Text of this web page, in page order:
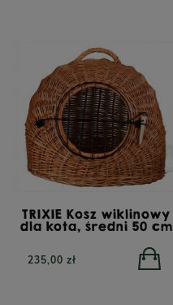
TRIXIE Kosz wiklinowy
dla kota, średni 50 cm
235,00 zł